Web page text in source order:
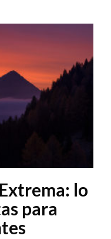
lo
para